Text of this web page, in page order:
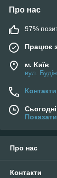
Про нас
97%
Працює
м. Київ
вул.
Контакти
Про нас
Контакти